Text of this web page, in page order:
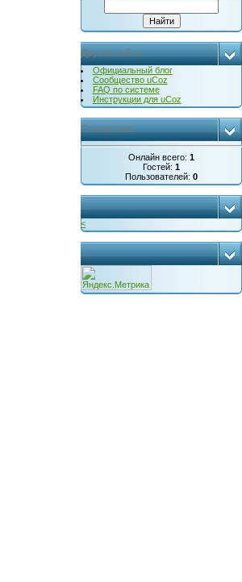
Друзья сайта
Официальный блог
Сообщество uCoz
FAQ по системе
Инструкции для uCoz
Статистика
Онлайн всего: 1
Гостей: 1
Пользователей: 0
...
<
...